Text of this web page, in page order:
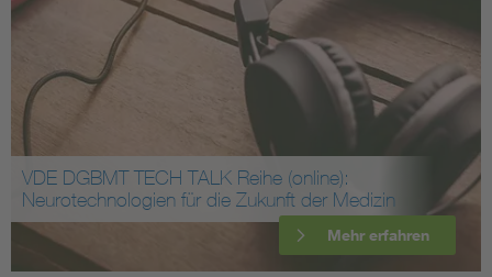
VDE DGBMT TECH TALK Reihe (online):
Neurotechnologien für die Zukunft der Medizin
Mehr erfahren